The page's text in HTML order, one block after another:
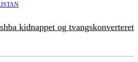
kidnappet og tvangskonverteret